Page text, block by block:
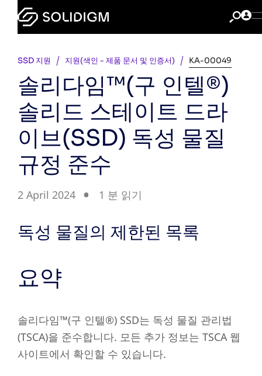
SSD 지원 지원(색인 - 제품 문서 및 인증서) KA-00049
솔리다임™(구 인텔®)
솔리드 스테이트 드라
이브(SSD) 독성 물질
규정 준수
2 April 2024 1 분 읽기
독성 물질의 제한된 목록
요약
솔리다임™(구 인텔®) SSD는 독성 물질 관리법
(TSCA)을 준수합니다. 모든 추가 정보는 TSCA 웹
사이트에서 확인할 수 있습니다.